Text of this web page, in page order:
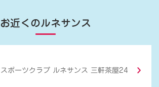
お近くのルネサンス
スポーツクラブ ルネサンス 三軒茶屋24